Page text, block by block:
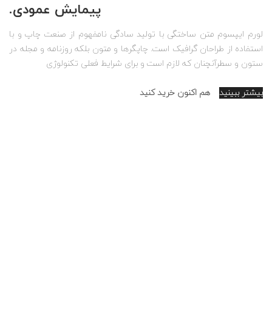
پیمایش عمودی.
لورم ایپسوم متن ساختگی با تولید سادگی نامفهوم از صنعت چاپ و با
استفاده از طراحان گرافیک است. چاپگرها و متون بلکه روزنامه و مجله در
ستون و سطرآنچنان که لازم است و برای شرایط فعلی تکنولوژی
بیشتر ببینید هم اکنون خرید کنید